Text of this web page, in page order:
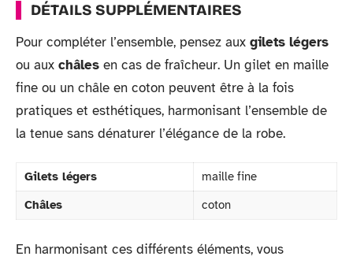
DÉTAILS SUPPLÉMENTAIRES
Pour compléter l’ensemble, pensez aux gilets légers
ou aux châles en cas de fraîcheur. Un gilet en maille
fine ou un châle en coton peuvent être à la fois
pratiques et esthétiques, harmonisant l’ensemble de
la tenue sans dénaturer l’élégance de la robe.
Gilets légers
maille fine
Châles
coton
En harmonisant ces différents éléments, vous